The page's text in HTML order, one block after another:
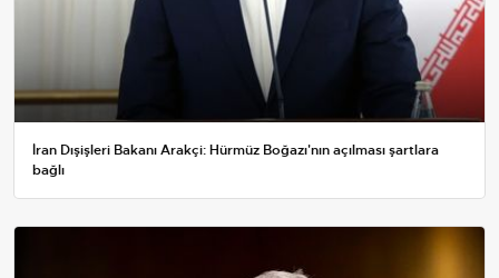
İran Dışişleri Bakanı Arakçi: Hürmüz Boğazı'nın açılması şartlara
bağlı